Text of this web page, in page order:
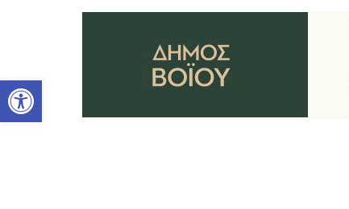
Ανοίξτε τη γραμμή εργαλείων